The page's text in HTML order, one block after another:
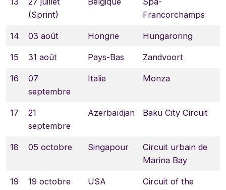
(Sprint)
Francorchamps
14 03 août Hongrie Hungaroring
15 31 août Pays-Bas Zandvoort
16
07
septembre
Italie Monza
17
21
septembre
Azerbaïdjan Baku City Circuit
18 05 octobre Singapour
Circuit urbain de
Marina Bay
19
19 octobre
USA
Circuit of the